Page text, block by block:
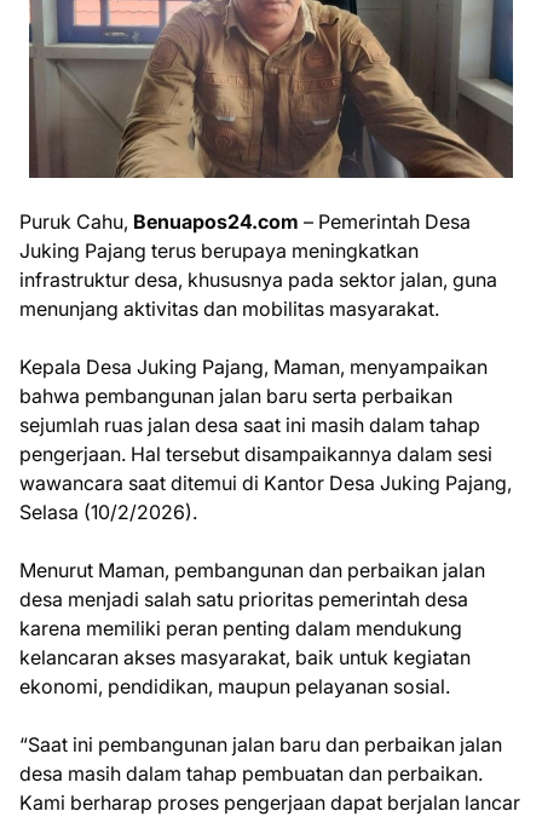
Puruk Cahu, Benuapos24.com – Pemerintah Desa
Juking Pajang terus berupaya meningkatkan
infrastruktur desa, khususnya pada sektor jalan, guna
menunjang aktivitas dan mobilitas masyarakat.
Kepala Desa Juking Pajang, Maman, menyampaikan
bahwa pembangunan jalan baru serta perbaikan
sejumlah ruas jalan desa saat ini masih dalam tahap
pengerjaan. Hal tersebut disampaikannya dalam sesi
wawancara saat ditemui di Kantor Desa Juking Pajang,
Selasa (10/2/2026).
Menurut Maman, pembangunan dan perbaikan jalan
desa menjadi salah satu prioritas pemerintah desa
karena memiliki peran penting dalam mendukung
kelancaran akses masyarakat, baik untuk kegiatan
ekonomi, pendidikan, maupun pelayanan sosial.
“Saat ini pembangunan jalan baru dan perbaikan jalan
desa masih dalam tahap pembuatan dan perbaikan.
Kami berharap proses pengerjaan dapat berjalan lancar